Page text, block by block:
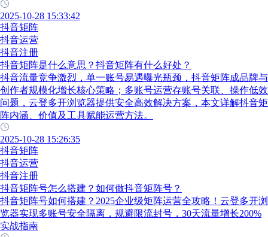
2025-10-28 15:33:42
抖音矩阵
抖音运营
抖音注册
抖音矩阵是什么意思？抖音矩阵有什么好处？
抖音流量竞争激烈，单一账号易遇曝光瓶颈，抖音矩阵成品牌与
创作者规模化增长核心策略；多账号运营存账号关联、操作低效
问题，云登多开浏览器提供安全高效解决方案，本文详解抖音矩
阵内涵、价值及工具赋能运营方法。
2025-10-28 15:26:35
抖音矩阵
抖音运营
抖音注册
抖音矩阵号怎么搭建？如何做抖音矩阵号？
抖音矩阵号如何搭建？2025企业级矩阵运营全攻略！云登多开浏
览器实现多账号安全隔离，规避限流封号，30天流量增长200%
实战指南